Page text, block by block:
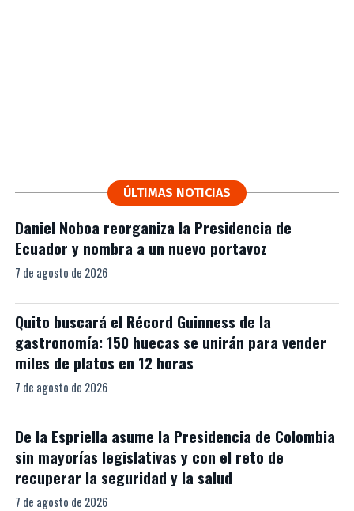
ÚLTIMAS NOTICIAS
Daniel Noboa reorganiza la Presidencia de
Ecuador y nombra a un nuevo portavoz
7 de agosto de 2026
Quito buscará el Récord Guinness de la
gastronomía: 150 huecas se unirán para vender
miles de platos en 12 horas
7 de agosto de 2026
De la Espriella asume la Presidencia de Colombia
sin mayorías legislativas y con el reto de
recuperar la seguridad y la salud
7 de agosto de 2026